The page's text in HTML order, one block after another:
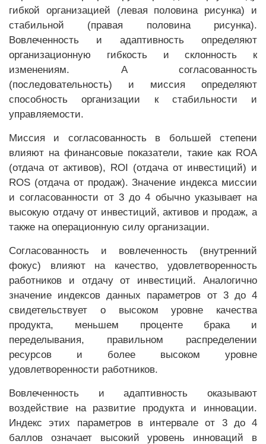
гибкой организацией (левая половина рисунка) и
стабильной (правая половина рисунка).
Вовлеченность и адаптивность определяют
организационную гибкость и склонность к
изменениям. А согласованность
(последовательность) и миссия определяют
способность организации к стабильности и
управляемости.
Миссия и согласованность в большей степени
влияют на финансовые показатели, такие как ROA
(отдача от активов), ROI (отдача от инвестиций) и
ROS (отдача от продаж). Значение индекса миссии
и согласованности от 3 до 4 обычно указывает на
высокую отдачу от инвестиций, активов и продаж, а
также на операционную силу организации.
Согласованность и вовлеченность (внутренний
фокус) влияют на качество, удовлетворенность
работников и отдачу от инвестиций. Аналогично
значение индексов данных параметров от 3 до 4
свидетельствует о высоком уровне качества
продукта, меньшем проценте брака и
переделывания, правильном распределении
ресурсов и более высоком уровне
удовлетворенности работников.
Вовлеченность и адаптивность оказывают
воздействие на развитие продукта и инновации.
Индекс этих параметров в интервале от 3 до 4
баллов означает высокий уровень инноваций в